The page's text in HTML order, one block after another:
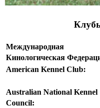
Международная
Кинологическая
American Kennel Club:
Australian National Kennel
Council: